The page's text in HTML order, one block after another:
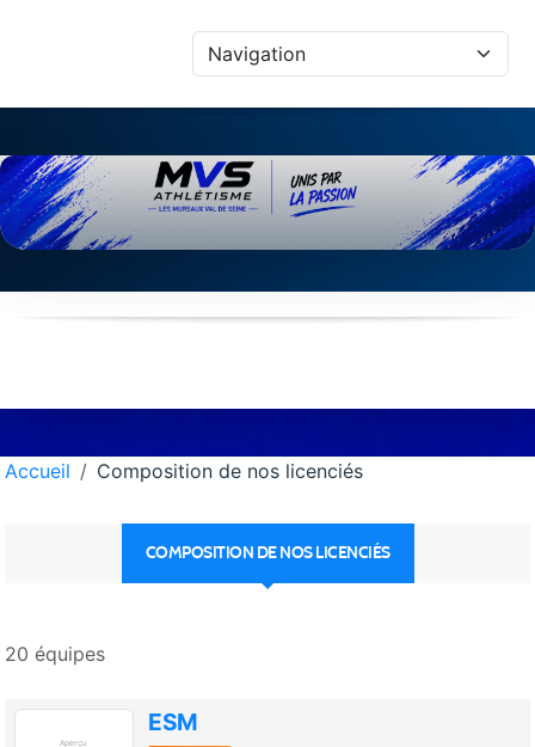
Accueil Composition de nos licenciés
COMPOSITION DE NOS LICENCIÉS
20 équipes
ESM